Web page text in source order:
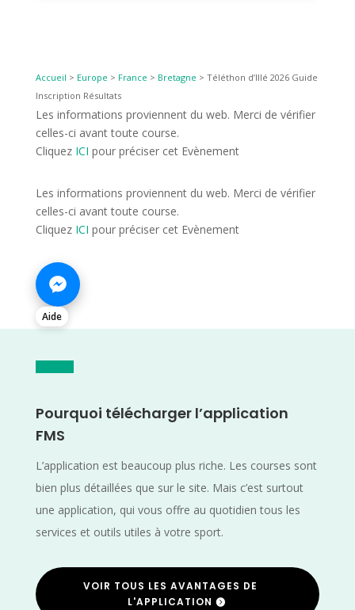
Accueil > Europe > France > Bretagne > Téléthon d’Illé 2026 Guide
Inscription Résultats
Les informations proviennent du web. Merci de vérifier
celles-ci avant toute course.
Cliquez ICI pour préciser cet Evènement
Les informations proviennent du web. Merci de vérifier
celles-ci avant toute course.
Cliquez ICI pour préciser cet Evènement
Aide
Pourquoi télécharger l’application
FMS
L’application est beaucoup plus riche. Les courses sont
bien plus détaillées que sur le site. Mais c’est surtout
une application, qui vous offre au quotidien tous les
services et outils utiles à votre sport.
VOIR TOUS LES AVANTAGES DE
L'APPLICATION